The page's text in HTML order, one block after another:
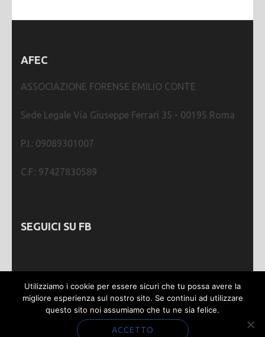
AFEC
ASSOCIAZIONE FORENSE EMILIO CONTE
Sede Legale Via Giuseppe Ferrari 35 - 00195 Roma
P.I.: 09089301007
C.F.: 97427830589
SEGUICI SU FB
Webmastering bySGWEB | Metro Magazine |
Sviluppato da
Rara Theme. Powered by
Utilizziamo i cookie per essere sicuri che tu possa avere la
migliore esperienza sul nostro sito. Se continui ad utilizzare
questo sito noi assumiamo che tu ne sia felice.
ACCETTO